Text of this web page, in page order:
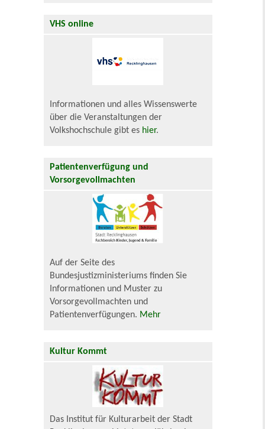
VHS online
Informationen und alles Wissenswerte
über die Veranstaltungen der
Volkshochschule gibt es hier.
Patientenverfügung und
Vorsorgevollmachten
Auf der Seite des
Bundesjustizministeriums finden Sie
Informationen und Muster zu
Vorsorgevollmachten und
Patientenverfügungen. Mehr
Kultur Kommt
Das Institut für Kulturarbeit der Stadt